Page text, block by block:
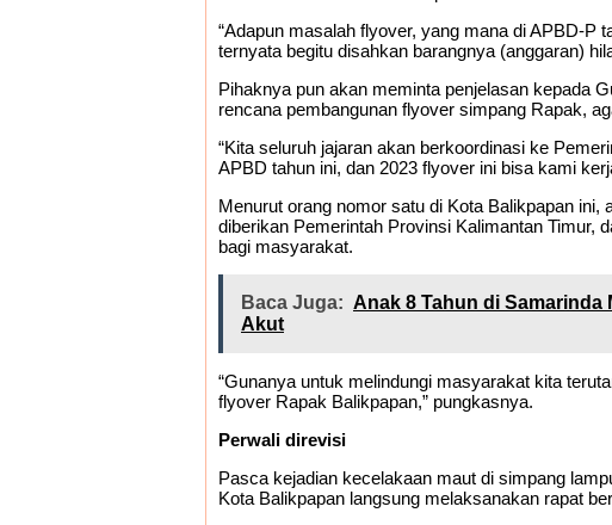
“Adapun masalah flyover, yang mana di APBD-P
ternyata begitu disahkan barangnya (anggaran)
Pihaknya pun akan meminta penjelasan kepada
rencana pembangunan flyover simpang Rapak,
“Kita seluruh jajaran akan berkoordinasi ke
APBD tahun ini, dan 2023 flyover ini bisa kami
Menurut orang nomor satu di Kota Balikpapan
diberikan Pemerintah Provinsi Kalimantan Timur,
bagi masyarakat.
Baca Juga: Anak 8 Tahun di
Akut
“Gunanya untuk melindungi masyarakat kita
flyover Rapak Balikpapan,” pungkasnya.
Perwali direvisi
Pasca kejadian kecelakaan maut di simpang
Kota Balikpapan langsung melaksanakan rapat